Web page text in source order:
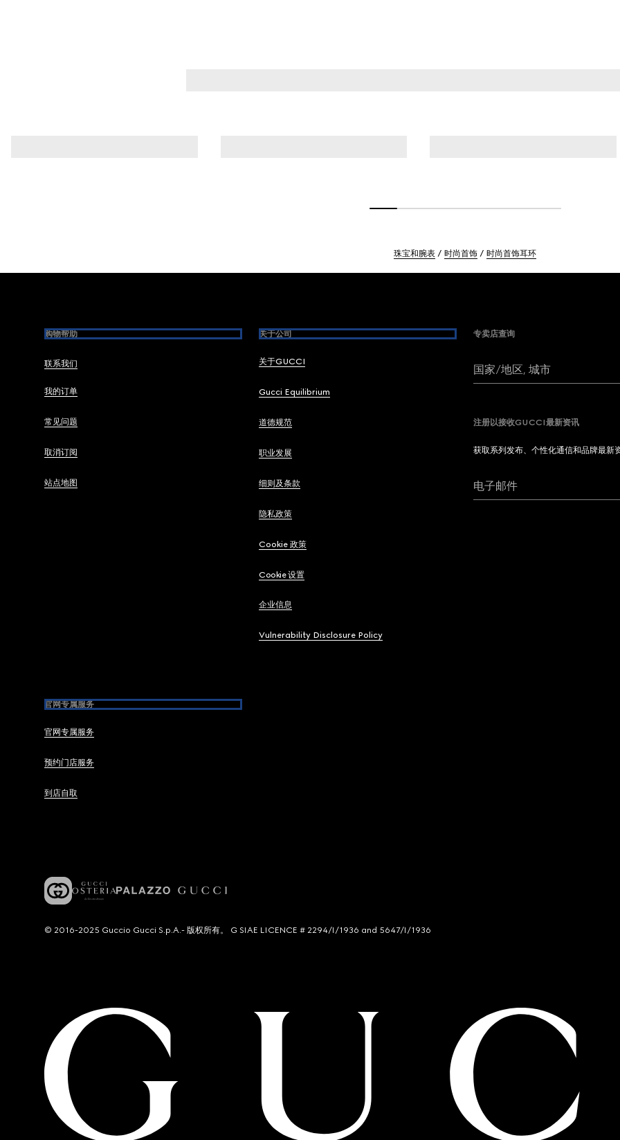
珠宝和腕表 时尚首饰 时尚首饰耳环
购物帮助
联系我们
我的订单
常见问题
取消订阅
站点地图
关于公司
关于GUCCI
Gucci Equilibrium
道德规范
职业发展
细则及条款
隐私政策
Cookie 政策
Cookie 设置
企业信息
Vulnerability Disclosure Policy
官网专属服务
官网专属服务
预约门店服务
到店自取
专卖店查询
国家/地区, 城市
注册以接收GUCCI最新资讯
获取系列发布、个性化通信和品牌最新
电子邮件
© 2016-2025 Guccio Gucci S.p.A.- 版权所有。 G SIAE LICENCE # 2294/I/1936 and 5647/I/1936